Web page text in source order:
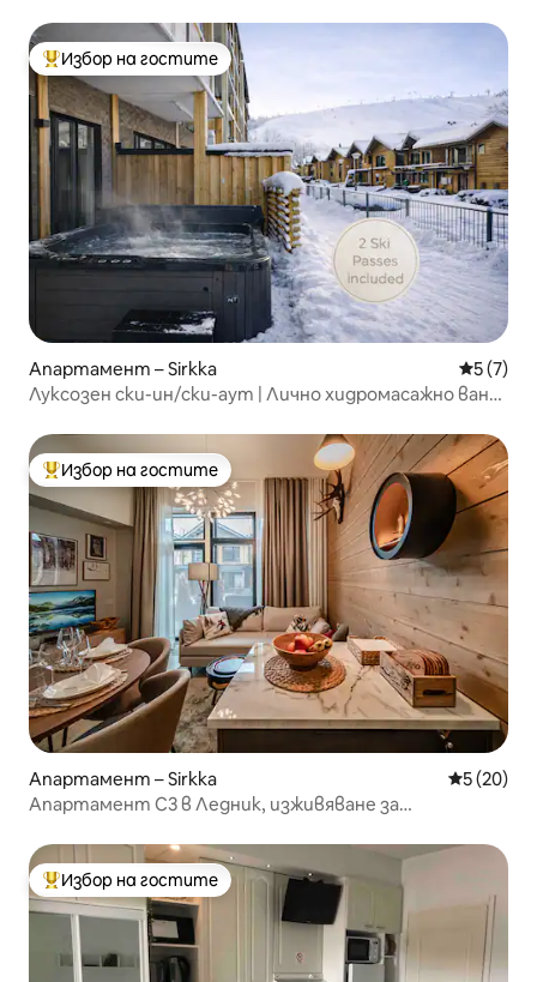
Най-популярен избор на гостите
Избор на гостите
Апартамент – Sirkka Средна
5 (7)
Луксозен ски-ин/ски-аут | Лично хидромасажно вана
Най-популярен избор на гостите
Избор на гостите
Апартамент – Sirkka Средна
5 (20)
Апартамент C3 в Ледник, изживяване за
Най-популярен избор на гостите
Избор на гостите